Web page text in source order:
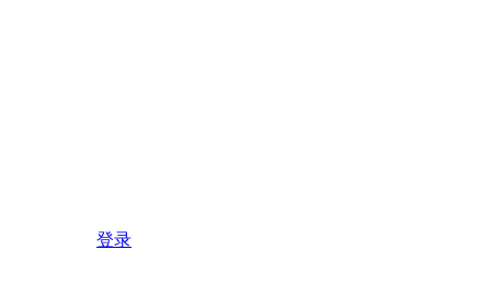
登录